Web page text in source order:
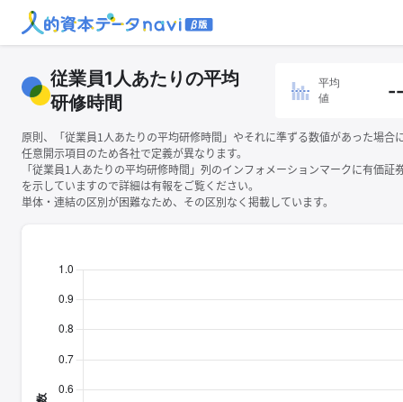
従業員1人あたりの平均
研修時間
平均
値
--
原則、「従業員1人あたりの平均研修時間」やそれに準ずる数値があった場合
任意開示項目のため各社で定義が異なります。
「従業員1人あたりの平均研修時間」列のインフォメーションマークに有価証
を示していますので詳細は有報をご覧ください。
単体・連結の区別が困難なため、その区別なく掲載しています。